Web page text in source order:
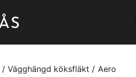
Vägghängd köksfläkt Aero